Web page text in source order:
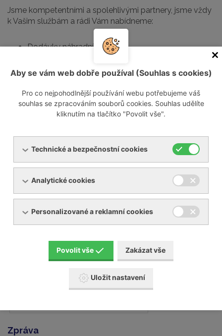
Jsme kompetentními a spolehlivými partnery, jsme vždy
k Vašim službám a rádi Vám nabídneme:
Dodávky náhradních dílů
Revize
Servisní smlouvy
Jestliže máte zájem o opravu Vašeho zařízení, můžete
vyplnit a zaslat námformulář opravy.
Kontaktujte nás
Informace o návštěvníkovi
Zpráva
Aby se vám web dobře používal (Souhlas s cookies)
Pro co nejpohodlnější používání webu potřebujeme váš
souhlas se zpracováním souborů cookies. Souhlas udělíte
kliknutím na tlačítko "Povolit vše".
Technické a bezpečnostní cookies
Analytické cookies
Personalizované a reklamní cookies
Povolit vše Zakázat vše
Uložit nastavení